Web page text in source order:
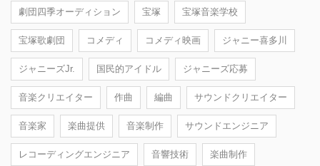
劇団四季オーディション 宝塚 宝塚音楽学校
宝塚歌劇団 コメディ コメディ映画 ジャニー喜多川
ジャニーズJr. 国民的アイドル ジャニーズ応募
音楽クリエイター 作曲 編曲 サウンドクリエイター
音楽家 楽曲提供 音楽制作 サウンドエンジニア
レコーディングエンジニア 音響技術 楽曲制作